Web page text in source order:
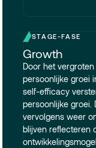
STAGE-FASE
Growth
Door het
persoonlijke groei
self-efficacy
persoonlijke groei.
vervolgens weer
blijven reflecteren